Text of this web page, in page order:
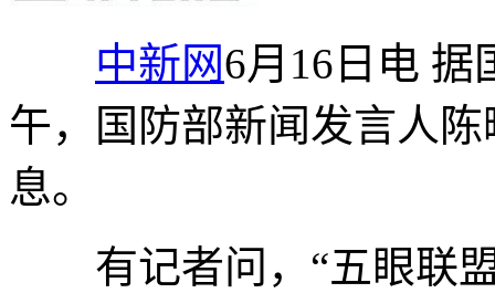
中新网6月16日电 据
午，国防部新闻发言人
息。
有记者问，“五眼联盟